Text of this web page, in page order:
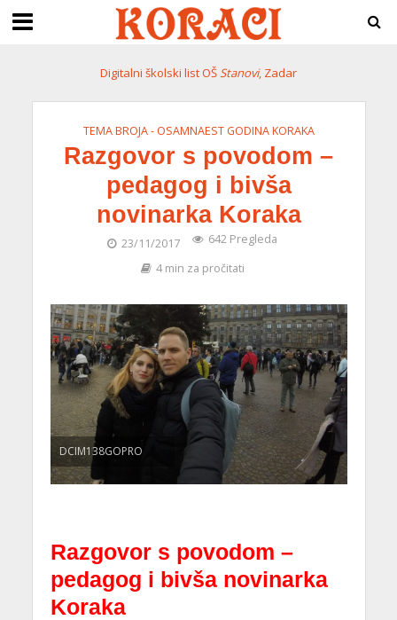
Digitalni školski list OŠStanovi, Zadar
TEMA BROJA - OSAMNAEST GODINA KORAKA
Razgovor s povodom –
pedagog i bivša
novinarka Koraka
23/11/2017
642 Pregleda
4 min za pročitati
DCIM138GOPRO
Razgovor s povodom –
pedagog i bivša novinarka
Koraka